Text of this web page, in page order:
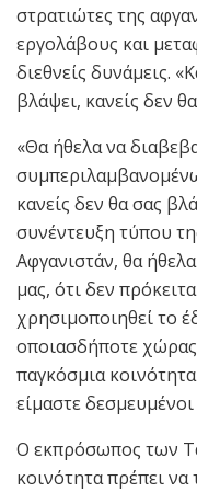
στρατιώτες της
εργολάβους και
διεθνείς δυνάμεις.
βλάψει, κανείς δεν
«Θα ήθελα να
κανείς δεν θα σας
συνέντευξη τύπου
Αφγανιστάν, θα
μας, ότι δεν
χρησιμοποιηθεί το
οποιασδήποτε
παγκόσμια
είμαστε δεσμευμένοι
Ο εκπρόσωπος των
κοινότητα πρέπει